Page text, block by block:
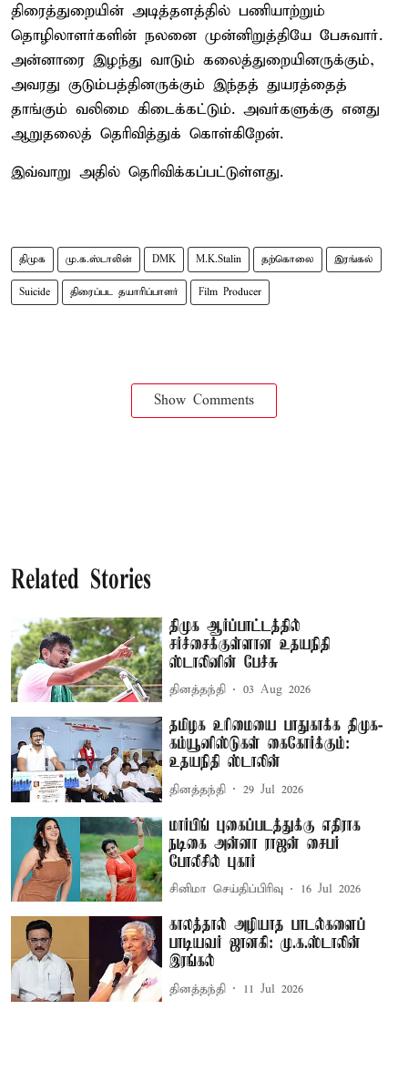
திரைத்துறையின் அடித்தளத்தில் பணியாற்றும்
தொழிலாளர்களின் நலனை முன்னிறுத்தியே பேசுவார்.
அன்னாரை இழந்து வாடும் கலைத்துறையினருக்கும்,
அவரது குடும்பத்தினருக்கும் இந்தத் துயரத்தைத்
தாங்கும் வலிமை கிடைக்கட்டும். அவர்களுக்கு எனது
ஆறுதலைத் தெரிவித்துக் கொள்கிறேன்.
இவ்வாறு அதில் தெரிவிக்கப்பட்டுள்ளது.
திமுக மு.க.ஸ்டாலின் DMK M.K.Stalin தற்கொலை இரங்கல்
Suicide திரைப்பட தயாரிப்பாளர் Film Producer
Show Comments
Related Stories
திமுக ஆர்ப்பாட்டத்தில்
சர்ச்சைக்குள்ளான உதயநிதி
ஸ்டாலினின் பேச்சு
தினத்தந்தி 03 Aug 2026
தமிழக உரிமையை பாதுகாக்க திமுக-
கம்யூனிஸ்டுகள் கைகோர்க்கும்:
உதயநிதி ஸ்டாலின்
தினத்தந்தி 29 Jul 2026
மார்பிங் புகைப்படத்துக்கு எதிராக
நடிகை அன்னா ராஜன் சைபர்
போலீசில் புகார்
சினிமா செய்திப்பிரிவு 16 Jul 2026
காலத்தால் அழியாத பாடல்களைப்
பாடியவர் ஜானகி: மு.க.ஸ்டாலின்
இரங்கல்
தினத்தந்தி 11 Jul 2026